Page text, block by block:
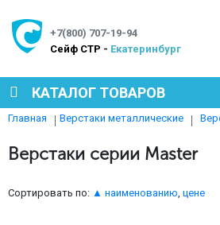
+7(800) 707-19-94
Cейф СТР - Екатеринбург
КАТАЛОГ ТОВАРОВ
МЕТАЛЛИЧЕСКАЯ МЕБЕЛЬ
Главная Верстаки металлические
Верстаки серии Master
Сортировать по: ▲ наименованию цене